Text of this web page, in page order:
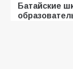
Батайские